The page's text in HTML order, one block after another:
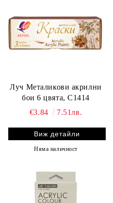
Луч Металикови акрилни
бои 6 цвята, С1414
€3.84
7.51лв.
Виж детайли
Няма наличност